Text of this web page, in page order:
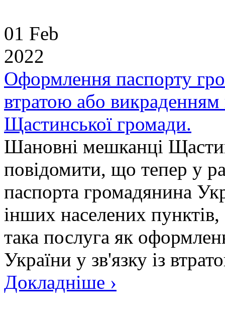
01 Feb
2022
Оформлення паспорту
втратою або
Щастинської громади.
Шановні мешканці
повідомити, що тепер у
паспорта громадянина
інших населених
така послуга як
України у зв'язку із
Докладніше ›